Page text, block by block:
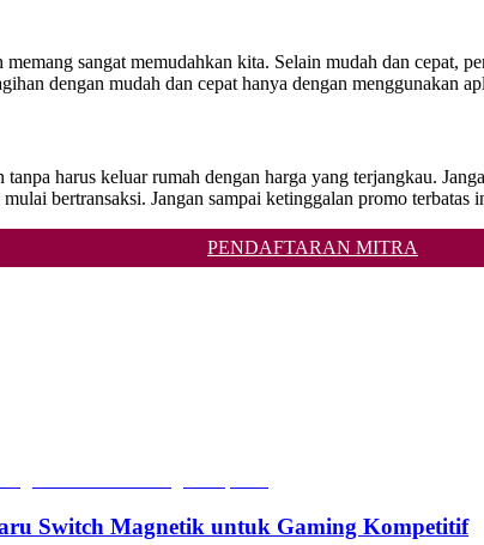
sangat memudahkan kita. Selain mudah dan cepat,
dengan mudah dan cepat hanya dengan menggunakan
harus keluar rumah dengan harga yang terjangkau.
bertransaksi. Jangan sampai ketinggalan promo terbatas
PENDAFTARAN MITRA
Switch Magnetik untuk Gaming Kompetitif